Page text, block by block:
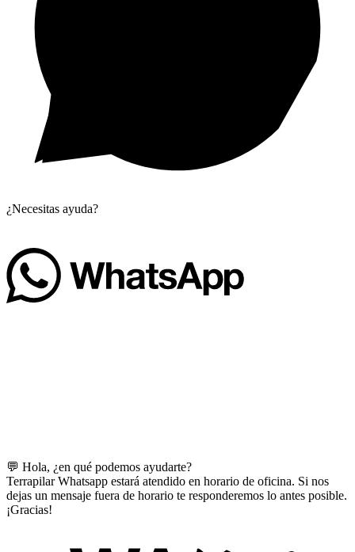
¿Necesitas ayuda?
💬 Hola, ¿en qué podemos ayudarte?
Terrapilar Whatsapp estará atendido en horario de oficina. Si nos
dejas un mensaje fuera de horario te responderemos lo antes posible.
¡Gracias!